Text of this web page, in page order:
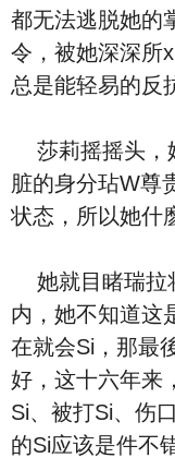
都无法逃脱她的
令，被她深深所
总是能轻易的反
莎莉摇摇头，
脏的身分玷W尊
状态，所以她什
她就目睹瑞拉
内，她不知道这
在就会Si，那最
好，这十六年来
Si、被打Si、伤
的Si应该是件不